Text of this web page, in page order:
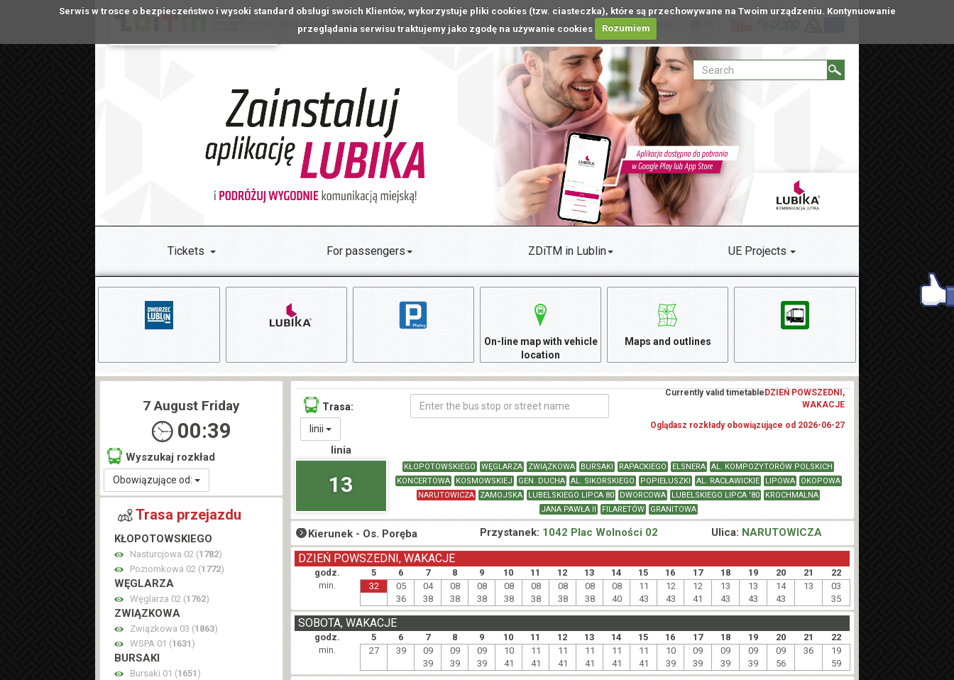
Serwis w trosce o bezpieczeństwo i wysoki standard obsługi swoich Klientów, wykorzystuje pliki cookies (tzw. ciasteczka), które są przechowywane na Twoim urządzeniu. Kontynuowanie
przeglądania serwisu traktujemy jako zgodę na używanie cookies
Rozumiem
Witamy na stronie Zarządu Dróg i Transportu Miejskiego w Lublinie
Tickets For passengers ZDiTM in Lublin UE Projects
On-line map with vehicle
location
Maps and outlines
Trasa:
linii
Currently valid timetable DZIEŃ POWSZEDNI,
WAKACJE
Oglądasz rozkłady obowiązujące od 2026-06-27
linia
13
KŁOPOTOWSKIEGO WĘGLARZA ZWIĄZKOWA BURSAKI RAPACKIEGO ELSNERA
AL. KOMPOZYTORÓW POLSKICH
KONCERTOWA
KOSMOWSKIEJ GEN. DUCHA AL. SIKORSKIEGO POPIEŁUSZKI AL. RACŁAWICKIE LIPOWA
OKOPOWA
NARUTOWICZA
ZAMOJSKA LUBELSKIEGO LIPCA 80 DWORCOWA LUBELSKIEGO LIPCA '80
KROCHMALNA
JANA PAWŁA II
FILARETÓW GRANITOWA
Kierunek - Os. Poręba Przystanek: 1042 Plac Wolności 02 Ulica: NARUTOWICZA
godz. 5 6 7 8 9 10 11 12 13 14 15 16 17 18 19 20 21 22
DZIEŃ POWSZEDNI, WAKACJE
min. 32
05
36
04
38
08
38
08
38
08
38
08
38
08
38
08
38
08
40
11
43
12
43
12
41
13
43
13
43
14
43
13
03
35
godz. 5 6 7 8 9 10 11 12 13 14 15 16 17 18 19 20 21 22
SOBOTA, WAKACJE
min. 27 39
09
39
09
39
09
39
10
41
11
41
11
41
11
41
11
41
11
41
10
39
09
39
09
39
09
39
09
56
36
19
59
7 August Friday
00:39
Wyszukaj rozkład
Obowiązujące od:
Trasa przejazdu
KŁOPOTOWSKIEGO
Nasturcjowa 02 (1782)
Poziomkowa 02 (1772)
WĘGLARZA
Węglarza 02 (1762)
ZWIĄZKOWA
Związkowa 03 (1863)
WSPA 01 (1631 )
BURSAKI
Bursaki 01 (1651 )